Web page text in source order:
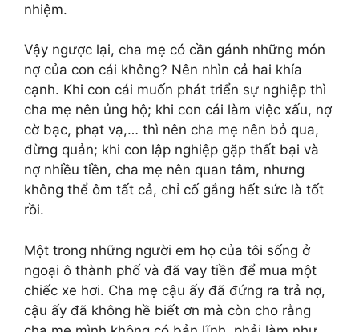
nhiệm.
Vậy ngược lại, cha mẹ có cần gánh những món
nợ của con cái không? Nên nhìn cả hai khía
cạnh. Khi con cái muốn phát triển sự nghiệp thì
cha mẹ nên ủng hộ; khi con cái làm việc xấu, nợ
cờ bạc, phạt vạ,… thì nên cha mẹ nên bỏ qua,
đừng quản; khi con lập nghiệp gặp thất bại và
nợ nhiều tiền, cha mẹ nên quan tâm, nhưng
không thể ôm tất cả, chỉ cố gắng hết sức là tốt
rồi.
Một trong những người em họ của tôi sống ở
ngoại ô thành phố và đã vay tiền để mua một
chiếc xe hơi. Cha mẹ cậu ấy đã đứng ra trả nợ,
cậu ấy đã không hề biết ơn mà còn cho rằng